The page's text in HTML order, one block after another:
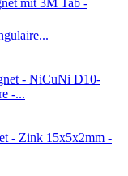
D10-
-...
15x5x2mm -